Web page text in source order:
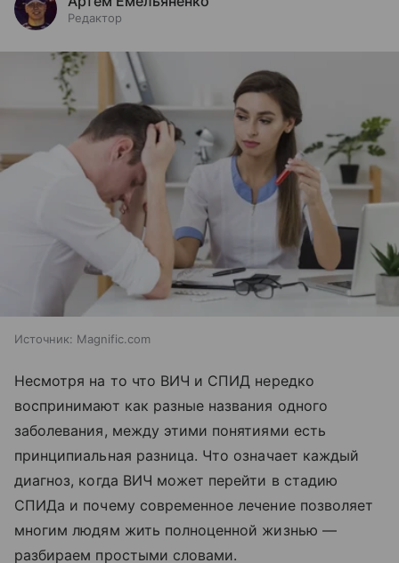
Редактор
Источник: Magnific.com
Несмотря на то что ВИЧ и СПИД нередко
воспринимают как разные названия одного
заболевания, между этими понятиями есть
принципиальная разница. Что означает каждый
диагноз, когда ВИЧ может перейти в стадию
СПИДа и почему современное лечение позволяет
многим людям жить полноценной жизнью —
разбираем простыми словами.